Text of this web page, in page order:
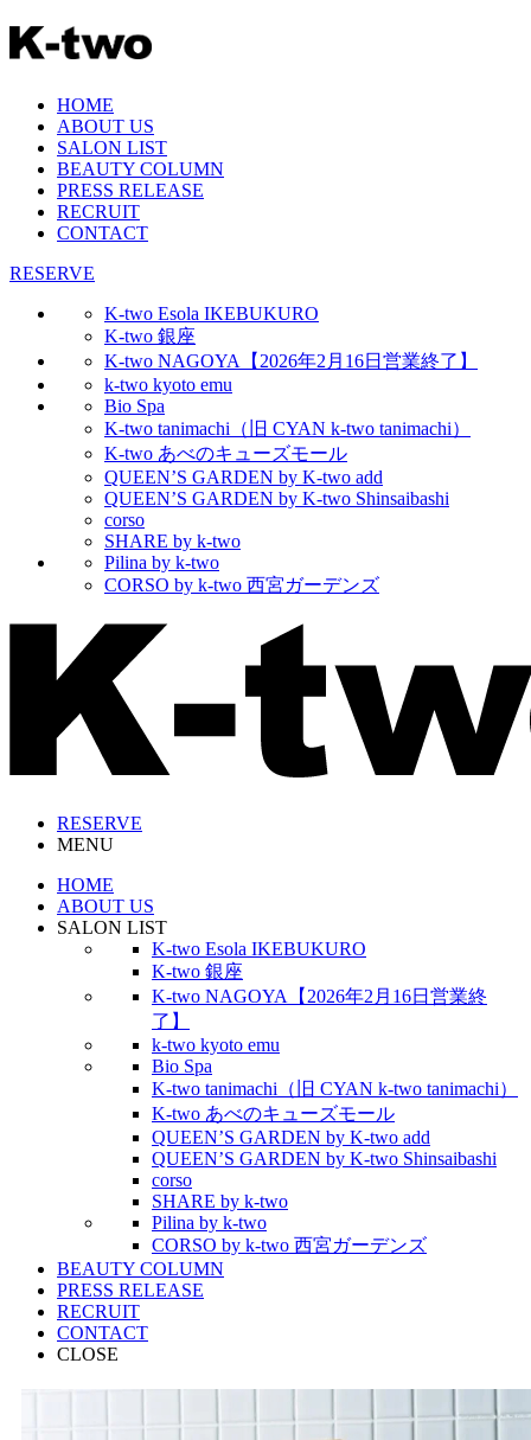
HOME
ABOUT US
SALON LIST
BEAUTY COLUMN
PRESS RELEASE
RECRUIT
CONTACT
RESERVE
K-two Esola IKEBUKURO
K-two 銀座
K-two NAGOYA【2026年2月16日営業終了】
k-two kyoto emu
Bio Spa
K-two tanimachi（旧 CYAN k-two tanimachi）
K-two あべのキューズモール
QUEEN’S GARDEN by K-two add
QUEEN’S GARDEN by K-two Shinsaibashi
corso
SHARE by k-two
Pilina by k-two
CORSO by k-two 西宮ガーデンズ
RESERVE
MENU
HOME
ABOUT US
SALON LIST
K-two Esola IKEBUKURO
K-two 銀座
K-two NAGOYA【2026年2月16日営業終
了】
k-two kyoto emu
Bio Spa
K-two tanimachi（旧 CYAN k-two tanimachi）
K-two あべのキューズモール
QUEEN’S GARDEN by K-two add
QUEEN’S GARDEN by K-two Shinsaibashi
corso
SHARE by k-two
Pilina by k-two
CORSO by k-two 西宮ガーデンズ
BEAUTY COLUMN
PRESS RELEASE
RECRUIT
CONTACT
CLOSE